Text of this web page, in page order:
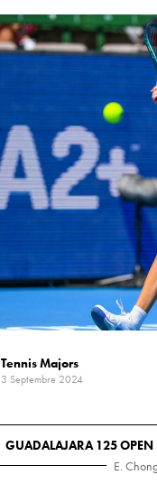
Tennis Majors
3 Septembre 2024
GUADALAJARA 125
E.